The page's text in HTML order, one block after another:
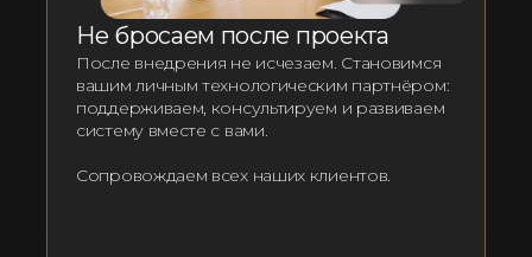
Не бросаем после проекта
После внедрения не исчезаем. Становимся
вашим личным технологическим партнёром:
поддерживаем, консультируем и развиваем
систему вместе с вами.
Сопровождаем всех наших клиентов.